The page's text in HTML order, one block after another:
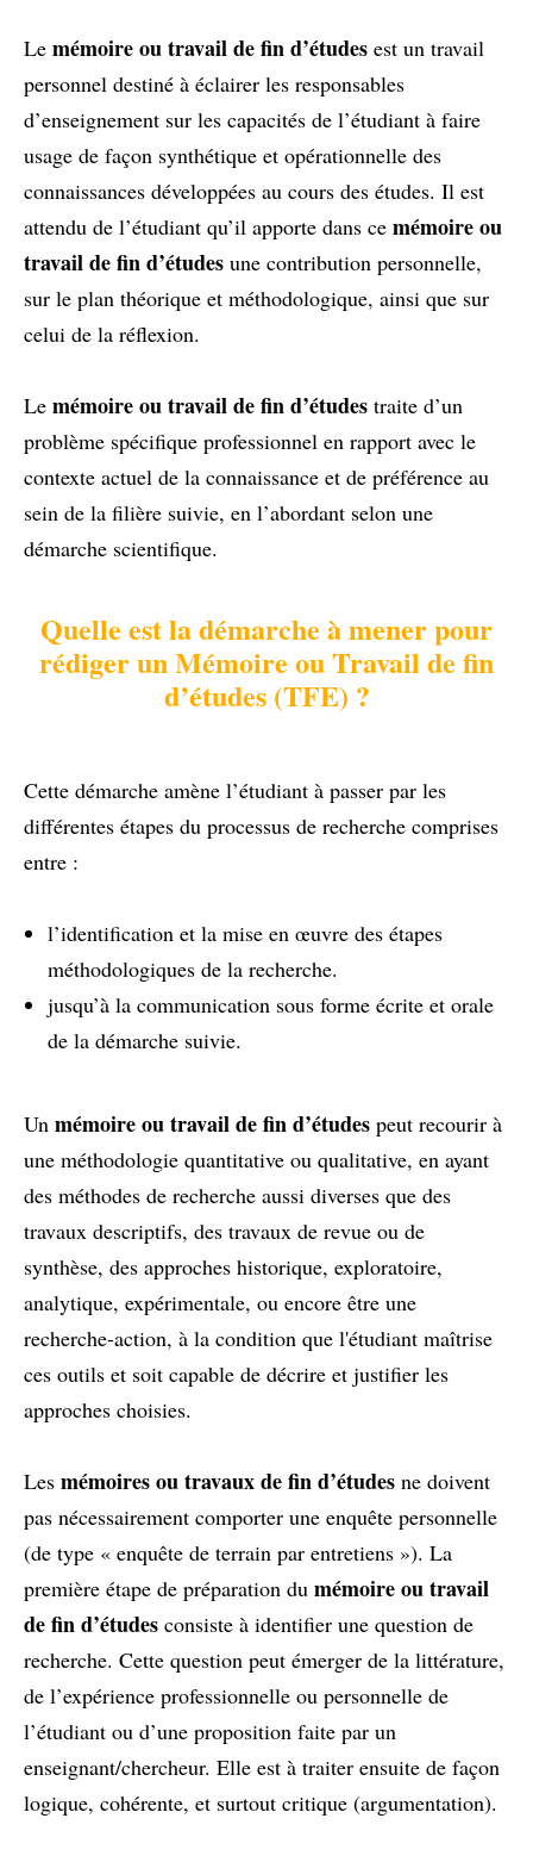
Le mémoire ou travail de fin d’études est un travail
personnel destiné à éclairer les responsables
d’enseignement sur les capacités de l’étudiant à faire
usage de façon synthétique et opérationnelle des
connaissances développées au cours des études. Il est
attendu de l’étudiant qu’il apporte dans ce mémoire ou
travail de fin d’études une contribution personnelle,
sur le plan théorique et méthodologique, ainsi que sur
celui de la réflexion.
Le mémoire ou travail de fin d’études traite d’un
problème spécifique professionnel en rapport avec le
contexte actuel de la connaissance et de préférence au
sein de la filière suivie, en l’abordant selon une
démarche scientifique.
Quelle est la démarche à mener pour
rédiger un Mémoire ou Travail de fin
d’études (TFE) ?
Cette démarche amène l’étudiant à passer par les
différentes étapes du processus de recherche comprises
entre :
l’identification et la mise en œuvre des étapes
méthodologiques de la recherche.
jusqu’à la communication sous forme écrite et orale
de la démarche suivie.
Un mémoire ou travail de fin d’études peut recourir à
une méthodologie quantitative ou qualitative, en ayant
des méthodes de recherche aussi diverses que des
travaux descriptifs, des travaux de revue ou de
synthèse, des approches historique, exploratoire,
analytique, expérimentale, ou encore être une
recherche-action, à la condition que l'étudiant maîtrise
ces outils et soit capable de décrire et justifier les
approches choisies.
Les mémoires ou travaux de fin d’études ne doivent
pas nécessairement comporter une enquête personnelle
(de type « enquête de terrain par entretiens »). La
première étape de préparation du mémoire ou travail
de fin d’études consiste à identifier une question de
recherche. Cette question peut émerger de la littérature,
de l’expérience professionnelle ou personnelle de
l’étudiant ou d’une proposition faite par un
enseignant/chercheur. Elle est à traiter ensuite de façon
logique, cohérente, et surtout critique (argumentation).